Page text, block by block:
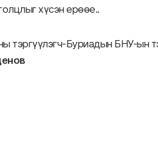
хүсэн ерөөе..
тэргүүлэгч-Буриадын БНУ-ын